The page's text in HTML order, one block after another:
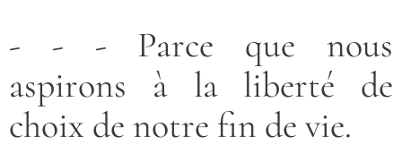
- - - Parce que nous
aspirons à la liberté de
choix de notre fin de vie.